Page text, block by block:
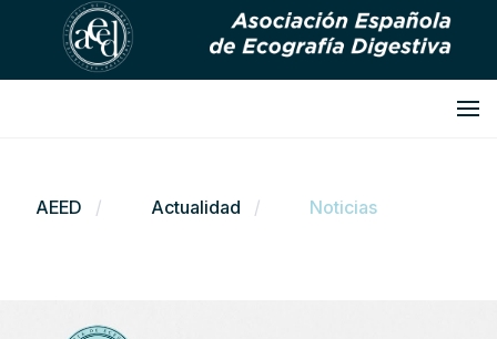
AEED Actualidad Noticias